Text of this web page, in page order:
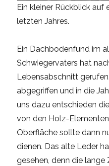
Ein kleiner Rückblick auf
letzten Jahres.
Ein Dachbodenfund im
Schwiegervaters hat
Lebensabschnitt
abgegriffen und in die
uns dazu entschieden
von den Holz-
Oberfläche sollte dann
dienen. Das alte Leder
gesehen, denn die lange